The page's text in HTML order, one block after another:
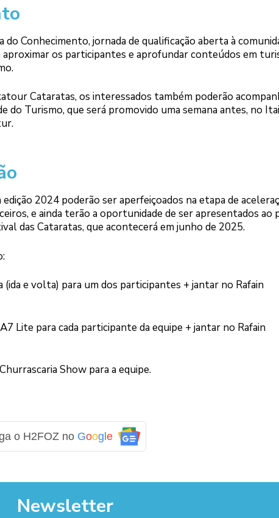
do Conhecimento, jornada de qualificação aberta à
os participantes e aprofundar conteúdos em
Cataratas, os interessados também poderão
do Turismo, que será promovido uma semana antes, no
2024 poderão ser aperfeiçoados na etapa de
e ainda terão a oportunidade de ser apresentados ao
das Cataratas, que acontecerá em junho de 2025.
(ida e volta) para um dos participantes + jantar no Rafain
Lite para cada participante da equipe + jantar no Rafain
Show para a equipe.
o H2FOZ no Goog le
Newsletter